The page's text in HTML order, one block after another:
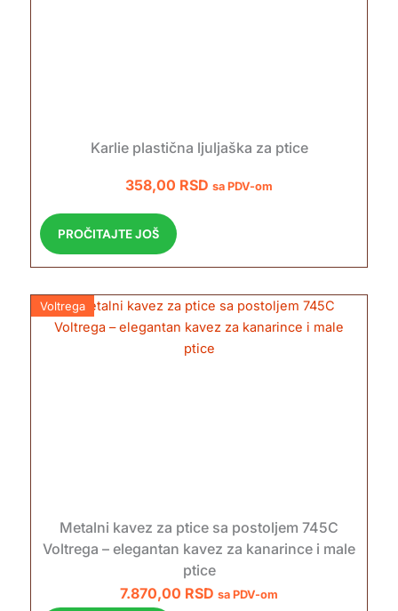
Karlie plastična ljuljaška za ptice
358,00 RSD sa PDV-om
PROČITAJTE JOŠ
Voltrega
Metalni kavez za ptice sa postoljem 745C
Voltrega – elegantan kavez za kanarince i male
ptice
7.870,00 RSD sa PDV-om